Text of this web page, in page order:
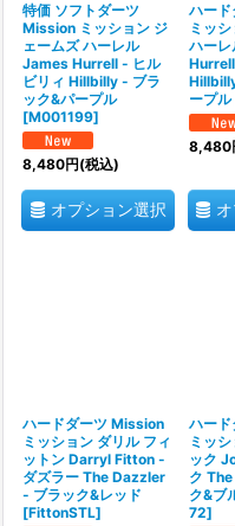
特価 ソフトダーツ
Mission ミッション ジ
ェームズ ハーレル
James Hurrell - ヒル
ビリィ Hillbilly - ブラ
ック&パープル
[M001199]
8,480円(税込)
オプション選択
ハー
ミッ
ハー
ープル
8,480
ハードダーツ Mission
ミッション ダリル フィ
ットン Darryl Fitton -
ダズラー The Dazzler
- ブラック&レッド
[FittonSTL]
ハー
ミッ
ック
ク
ク&ブ
72]